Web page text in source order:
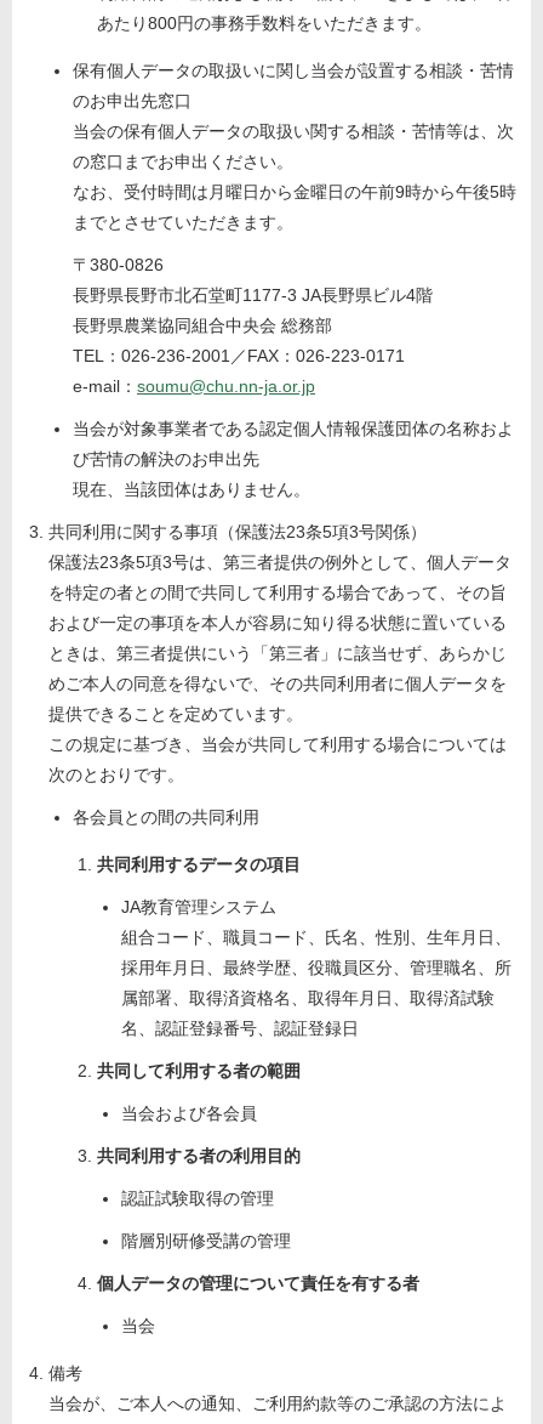
あたり800円の事務手数料をいただきます。
保有個人データの取扱いに関し当会が設置する相談・苦情
のお申出先窓口
当会の保有個人データの取扱い関する相談・苦情等は、次
の窓口までお申出ください。
なお、受付時間は月曜日から金曜日の午前9時から午後5時
までとさせていただきます。
〒380-0826
長野県長野市北石堂町1177-3 JA長野県ビル4階
長野県農業協同組合中央会 総務部
TEL：026-236-2001／FAX：026-223-0171
e-mail： soumu@chu.nn-ja.or.jp
当会が対象事業者である認定個人情報保護団体の名称およ
び苦情の解決のお申出先
現在、当該団体はありません。
共同利用に関する事項（保護法23条5項3号関係）
保護法23条5項3号は、第三者提供の例外として、個人データ
を特定の者との間で共同して利用する場合であって、その旨
および一定の事項を本人が容易に知り得る状態に置いている
ときは、第三者提供にいう「第三者」に該当せず、あらかじ
めご本人の同意を得ないで、その共同利用者に個人データを
提供できることを定めています。
この規定に基づき、当会が共同して利用する場合については
次のとおりです。
各会員との間の共同利用
共同利用するデータの項目
JA教育管理システム
組合コード、職員コード、氏名、性別、生年月日、
採用年月日、最終学歴、役職員区分、管理職名、所
属部署、取得済資格名、取得年月日、取得済試験
名、認証登録番号、認証登録日
共同して利用する者の範囲
当会および各会員
共同利用する者の利用目的
認証試験取得の管理
階層別研修受講の管理
個人データの管理について責任を有する者
当会
備考
当会が、ご本人への通知、ご利用約款等のご承認の方法によ